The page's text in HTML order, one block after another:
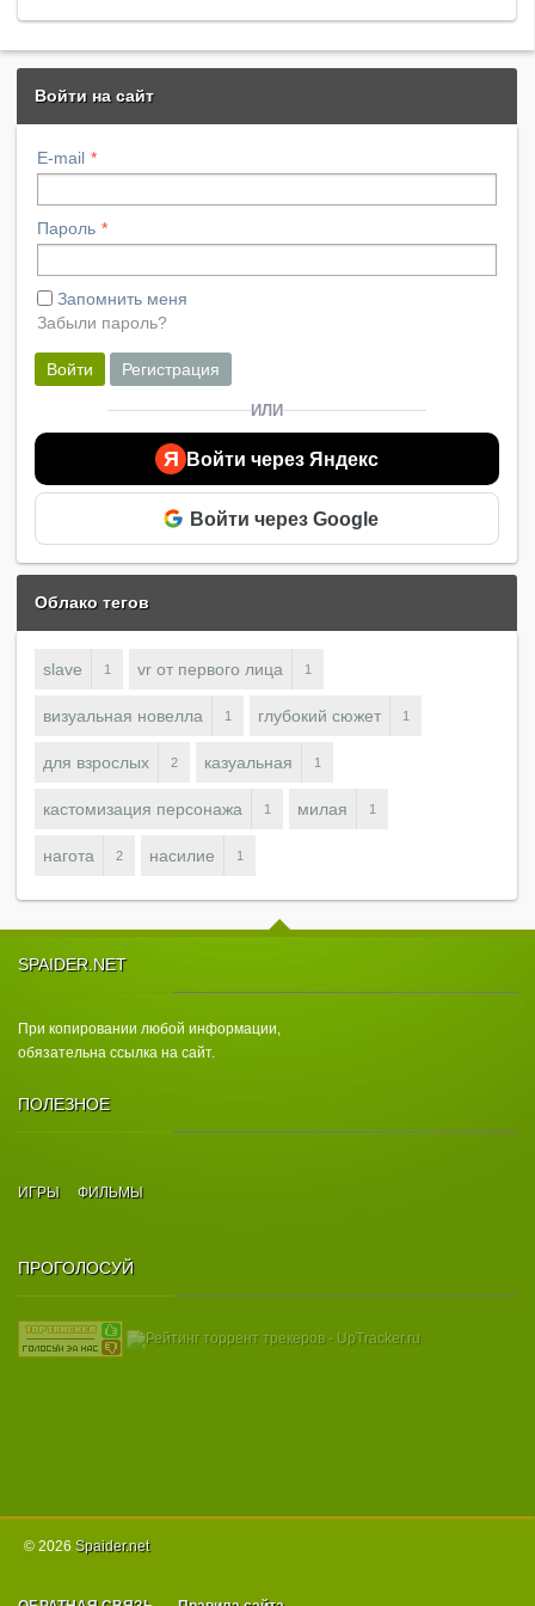
Войти на сайт
E-mail
Пароль
Запомнить меня
Забыли пароль?
Войти Регистрация
ИЛИ
Я Войти через Яндекс
Войти через Google
Облако тегов
slave 1 vr от первого лица 1
визуальная новелла 1 глубокий сюжет 1
для взрослых 2 казуальная 1
кастомизация персонажа 1 милая 1
нагота 2 насилие 1
SPAIDER.NET
При копировании любой информации,
обязательна ссылка на сайт.
ПОЛЕЗНОЕ
ИГРЫ ФИЛЬМЫ
ПРОГОЛОСУЙ
© 2026 Spаider.net